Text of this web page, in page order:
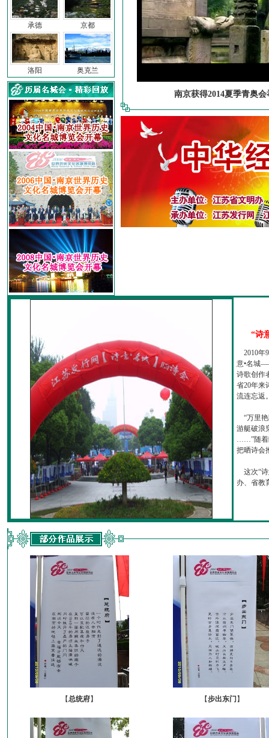
承德
洛阳
京都
奥克兰
南京获得2014夏季青奥会
“诗
2010年
意•名城
诗歌创作
省20年来
流连忘返
“万里艳
游艇破浪
……”随着
把晒诗会
这次“诗
办、省教
【总统府】 【步出东门 】